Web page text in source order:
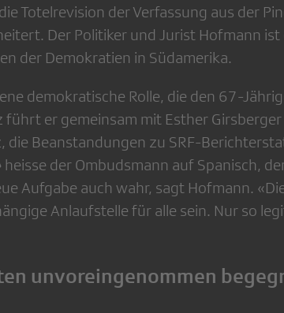
Totelrevision der Verfassung aus der
Der Politiker und Jurist Hofmann
der Demokratien in Südamerika.
demokratische Rolle, die den 67-
führt er gemeinsam mit Esther
die Beanstandungen zu SRF-
heisse der Ombudsmann auf Spanisch,
Aufgabe auch wahr, sagt Hofmann.
Anlaufstelle für alle sein. Nur so
unvoreingenommen